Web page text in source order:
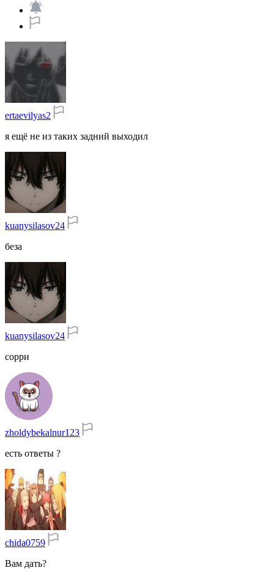
ertaevilyas2
я ещё не из таких задний выходил
kuanysilasov24
беза
kuanysilasov24
сорри
zholdybekalnur123
есть ответы ?
chida0759
Вам дать?